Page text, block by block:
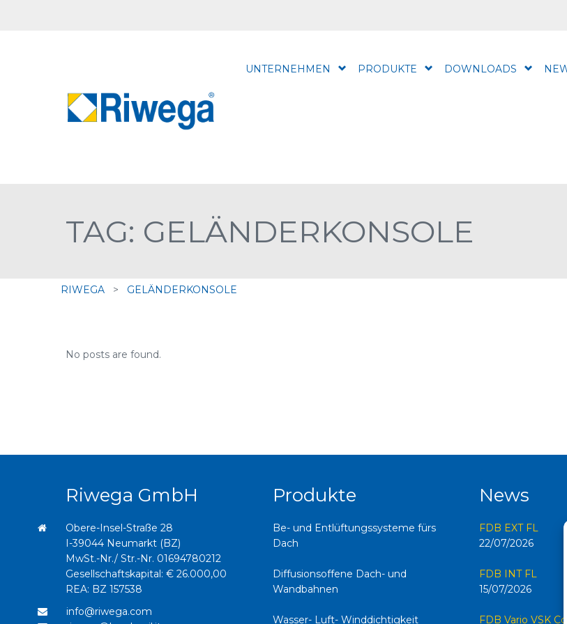
UNTERNEHMEN PRODUKTE DOWNLOADS
TAG: GELÄNDERKONSOLE
RIWEGA > GELÄNDERKONSOLE
No posts are found.
Riwega GmbH
Obere-Insel-Straße 28
I-39044 Neumarkt (BZ)
MwSt.-Nr./ Str.-Nr. 01694780212
Gesellschaftskapital: € 26.000,00
REA: BZ 157538
info@riwega.com
Produkte
Be- und Entlüftungssysteme fürs
Dach
Diffusionsoffene Dach- und
Wandbahnen
Wasser- Luft- Winddichtigkeit
News
FDB EXT FL
22/07/2026
FDB INT FL
15/07/2026
FDB Vario VSK